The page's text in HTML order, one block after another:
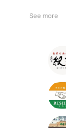
See more